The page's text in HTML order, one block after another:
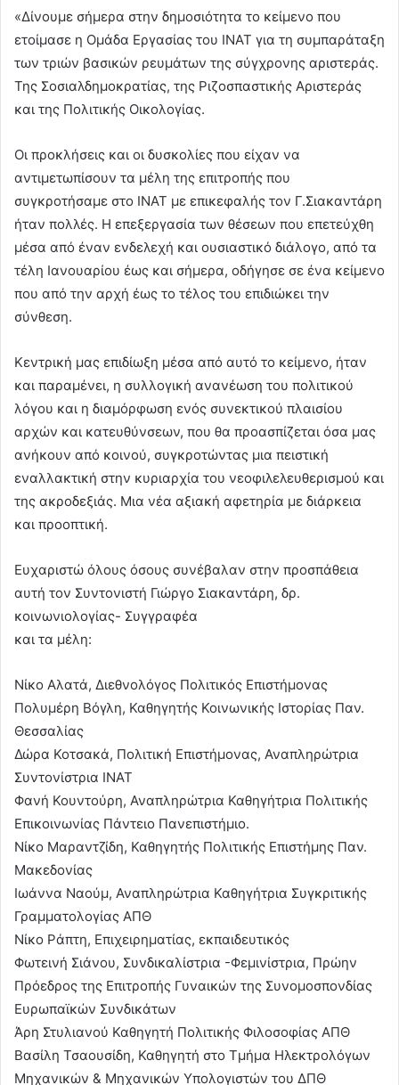
«Δίνουμε σήμερα στην δημοσιότητα το κείμενο που
ετοίμασε η Ομάδα Εργασίας του ΙΝΑΤ για τη συμπαράταξη
των τριών βασικών ρευμάτων της σύγχρονης αριστεράς.
Της Σοσιαλδημοκρατίας, της Ριζοσπαστικής Αριστεράς
και της Πολιτικής Οικολογίας.
Οι προκλήσεις και οι δυσκολίες που είχαν να
αντιμετωπίσουν τα μέλη της επιτροπής που
συγκροτήσαμε στο ΙΝΑΤ με επικεφαλής τον Γ.Σιακαντάρη
ήταν πολλές. Η επεξεργασία των θέσεων που επετεύχθη
μέσα από έναν ενδελεχή και ουσιαστικό διάλογο, από τα
τέλη Ιανουαρίου έως και σήμερα, οδήγησε σε ένα κείμενο
που από την αρχή έως το τέλος του επιδιώκει την
σύνθεση.
Κεντρική μας επιδίωξη μέσα από αυτό το κείμενο, ήταν
και παραμένει, η συλλογική ανανέωση του πολιτικού
λόγου και η διαμόρφωση ενός συνεκτικού πλαισίου
αρχών και κατευθύνσεων, που θα προασπίζεται όσα μας
ανήκουν από κοινού, συγκροτώντας μια πειστική
εναλλακτική στην κυριαρχία του νεοφιλελευθερισμού και
της ακροδεξιάς. Μια νέα αξιακή αφετηρία με διάρκεια
και προοπτική.
Ευχαριστώ όλους όσους συνέβαλαν στην προσπάθεια
αυτή τον Συντονιστή Γιώργο Σιακαντάρη, δρ.
κοινωνιολογίας- Συγγραφέα
και τα μέλη:
Νίκο Αλατά, Διεθνολόγος Πολιτικός Επιστήμονας
Πολυμέρη Βόγλη, Καθηγητής Κοινωνικής Ιστορίας Παν.
Θεσσαλίας
Δώρα Κοτσακά, Πολιτική Επιστήμονας, Αναπληρώτρια
Συντονίστρια ΙΝΑΤ
Φανή Κουντούρη, Αναπληρώτρια Καθηγήτρια Πολιτικής
Επικοινωνίας Πάντειο Πανεπιστήμιο.
Νίκο Μαραντζίδη, Καθηγητής Πολιτικής Επιστήμης Παν.
Μακεδονίας
Ιωάννα Ναούμ, Αναπληρώτρια Καθηγήτρια Συγκριτικής
Γραμματολογίας ΑΠΘ
Νίκο Ράπτη, Επιχειρηματίας, εκπαιδευτικός
Φωτεινή Σιάνου, Συνδικαλίστρια -Φεμινίστρια, Πρώην
Πρόεδρος της Επιτροπής Γυναικών της Συνομοσπονδίας
Ευρωπαϊκών Συνδικάτων
Άρη Στυλιανού Καθηγητή Πολιτικής Φιλοσοφίας ΑΠΘ
Βασίλη Τσαουσίδη, Καθηγητή στο Τμήμα Ηλεκτρολόγων
Μηχανικών & Μηχανικών Υπολογιστών του ΔΠΘ